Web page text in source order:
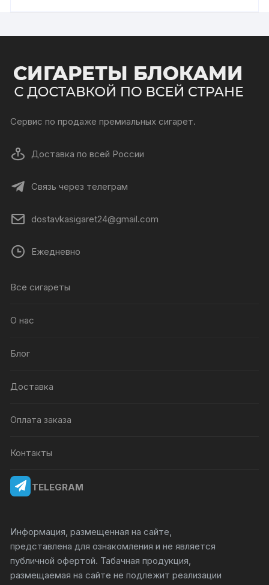
Сервис по продаже премиальных сигарет.
Доставка по всей России
Связь через телеграм
dostavkasigaret24@gmail.com
Ежедневно
Все сигареты
О нас
Блог
Доставка
Оплата заказа
Контакты
TELEGRAM
Информация, размещенная на сайте,
представлена для ознакомления и не является
публичной офертой. Табачная продукция,
размещаемая на сайте не подлежит реализации